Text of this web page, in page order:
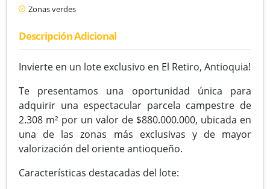
Zonas verdes
Descripción Adicional
Invierte en un lote exclusivo en El Retiro, Antioquia!
Te presentamos una oportunidad única para
adquirir una espectacular parcela campestre de
2.308 m² por un valor de $880.000.000, ubicada en
una de las zonas más exclusivas y de mayor
valorización del oriente antioqueño.
Características destacadas del lote: